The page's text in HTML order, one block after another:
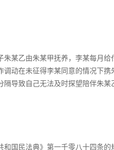
某乙由朱某甲抚养，李某每月给
动在未征得李某同意的情况下
导致自己无法及时探望陪伴朱某
国民法典》第一千零八十四条